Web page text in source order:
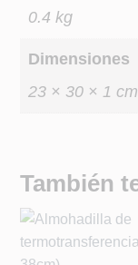
0.4 kg
Dimensiones
23 × 30 × 1 cm
También